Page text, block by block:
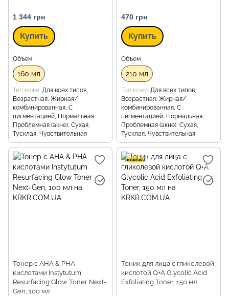
1 344 грн
Купить
Объем
160 мл
Тип кожи Для всех типов,
Возрастная, Жирная/
комбинированная, С
пигментацией, Нормальная,
Проблемная (акне), Сухая,
Тусклая, Чувствительная
470 грн
Купить
Объем
210 мл
Тип кожи Для всех типов,
Возрастная, Жирная/
комбинированная, С
пигментацией, Нормальная,
Проблемная (акне), Сухая,
Тусклая, Чувствительная
Тонер с AHA & PHA
кислотами Instytutum
Resurfacing Glow Toner Next-
Gen, 100 мл
Тоник для лица с гликолевой
кислотой Q+A Glycolic Acid
Exfoliating Toner, 150 мл